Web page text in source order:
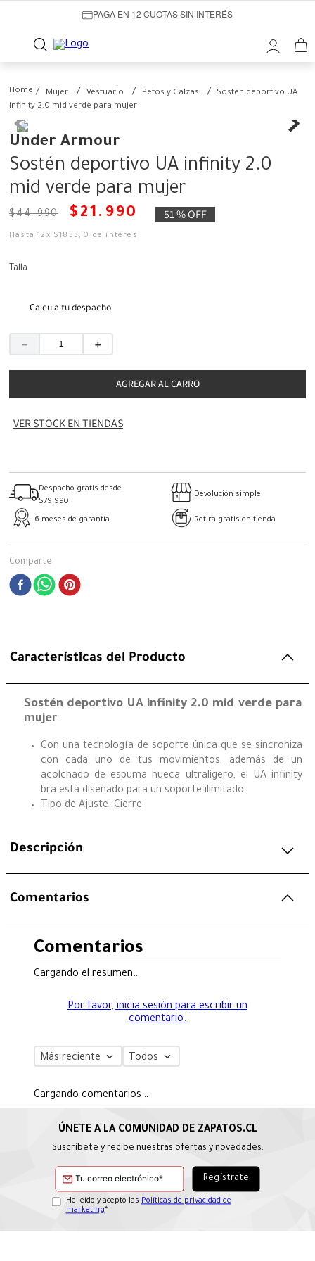
PAGA EN 12 CUOTAS SIN INTERÉS
Mujer Vestuario Petos y Calzas
Sostén deportivo UA
infinity 2.0 mid verde para mujer
Under Armour
Sostén deportivo UA infinity 2.0
mid verde para mujer
$44.990 $ 21 . 990 51 %OFF
Hasta12 x $1833 ,0 de interés
Talla
Calcula tu despacho
＋
－
AGREGAR AL CARRO
VER STOCK EN TIENDAS
Despacho gratis desde
$79.990
Devolución simple
6 meses de garantía Retira gratis en tienda
Comparte
Características del Producto
Sostén deportivo UA infinity 2.0 mid verde para
mujer
Con una tecnología de soporte única que se sincroniza
con cada uno de tus movimientos, además de un
acolchado de espuma hueca ultraligero, el UA infinity
bra está diseñado para un soporte ilimitado.
Tipo de Ajuste: Cierre
Descripción
Comentarios
Comentarios
Cargando el resumen…
Por favor, inicia sesión para escribir un
comentario.
Más reciente Todos
Cargando comentarios…
Suscríbete y recibe nuestras ofertas y novedades.
He leído y acepto las Políticas de privacidad de
marketing*